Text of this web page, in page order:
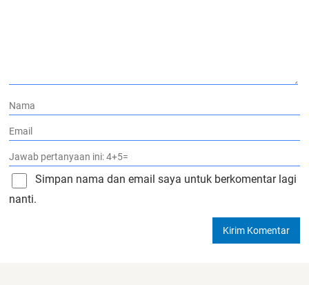
Simpan nama dan email saya untuk berkomentar lagi
nanti.